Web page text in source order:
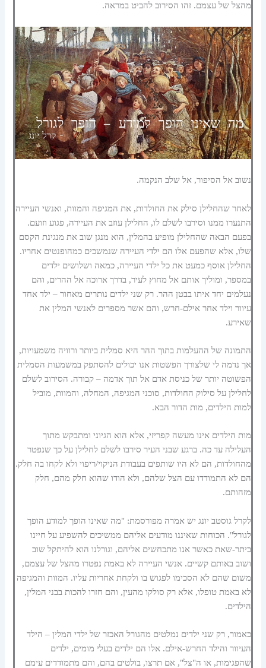
מהצל של עצמם. זהו הסירוב להביט במראה.
נשוב אל הסיפור, אל שלב הנקמה.
לאחר שהחלילן סילק את החולדות, את המגיפה והמוות, ואנשי העיירה
התנערו ממנו וסירבו לשלם לו, החלילן עוזב את העיירה, פגוע וזועם.
בפעם הבאה שהחלילן מופיע בהמלין, הוא מנגן שוב את מנגינת הקסם
שלו, אלא שהפעם אלו הם ילדי העיירה שנמשכים כמהופנטים אחריו.
החלילן אוסף כמעט את כל ילדי העיירה, כמאה ושלושים ילדים
במספר, ומוליך אותם אל מחוץ לעיר, בדרך ארוכה אל ההרים, והם
נעלמים יחד איתו בבטן ההר. רק שני ילדים נותרים מאחור – ילד אחד
עיוור וילד אחר אילם-חרש, והם אשר מספרים לאנשי המלין את
שאירע.
התמונה של ההעלמות בתוך ההר היא סמלית ביותר ורוויה משמעויות,
אך נדמה לי שלצורך הפשטות אנו יכולים להסתפק במשמעות הסמלית
הפשוטה יותר של כניסת אדם אל תוך אדמה – קבורה. הסירוב לשלם
לחלילן על סילוק החולדות, סוכני המגיפה, המחלה, והמוות, מוביל
למות הילדים, מות הדור הבא.
מות הילדים אינו מעשה קפריזי, אלא הוא הגיוני ומתבקש מתוך
העלילה עד כה. ברגע שבני העיר סירבו לשלם לחלילן על כך שנפטר
מהחולדות, הם לא היו שותפים בעבודת הניקוי/ריפוי ולא לקחו בה חלק.
הם לא התמודדו עם הצל שלהם, ולא הודו שהוא חלק מהם, חלק
מזהותם.
לקרל גוסטב יונג יש אמרה מפורסמת: "מה שאינו הופך למודע הופך
לגורל". הכוחות שאיננו מודעים אליהם ממשיכים להשפיע על חיינו
ביתר-שאת כאשר אנו מתכחשים אליהם, וגורלנו הוא להיתקל שוב
ושוב באותם קשיים. אנשי העיירה לא באמת נפטרו מהצל של עצמם,
משום שהם לא הסכימו לפגוש בו ולקחת אחריות עליו. המוות והמגיפה
לא באמת טופלו, אלא רק סולקו מהעין, והם חזרו להכות בבני המלין,
הילדים.
כאמור, רק שני ילדים נמלטים מהגורל האכזר של ילדי המלין – הילד
העיוור והילד החרש-אילם. אלו הם ילדים בעלי מומים, ילדים
שהפגימות, או ה"צל", אם תרצו, בולטים בהם, והם מתמודדים עימם